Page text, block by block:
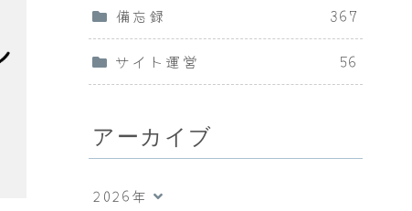
備忘録 367
サイト運営 56
アーカイブ
2026年